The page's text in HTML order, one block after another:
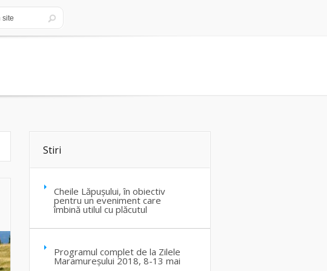
Stiri
Cheile Lăpușului, în obiectiv
pentru un eveniment care
îmbină utilul cu plăcutul
Programul complet de la Zilele
Maramureșului 2018, 8-13 mai